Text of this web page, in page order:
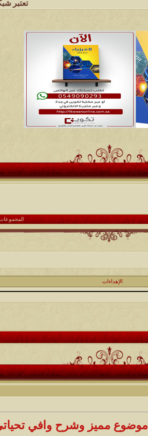
تعتبر شبكة وملتقى
الإهداءات
موضوع مميز وشرح وافي